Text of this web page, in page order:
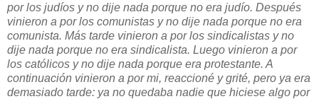
por los judíos y no dije nada porque no era judío. Después
vinieron a por los comunistas y no dije nada porque no era
comunista. Más tarde vinieron a por los sindicalistas y no
dije nada porque no era sindicalista. Luego vinieron a por
los católicos y no dije nada porque era protestante. A
continuación vinieron a por mi, reaccioné y grité, pero ya era
demasiado tarde: ya no quedaba nadie que hiciese algo por